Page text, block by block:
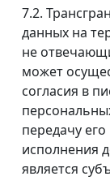
7.2.
данных на
не
может
согласия в
передачу
исполнения
является